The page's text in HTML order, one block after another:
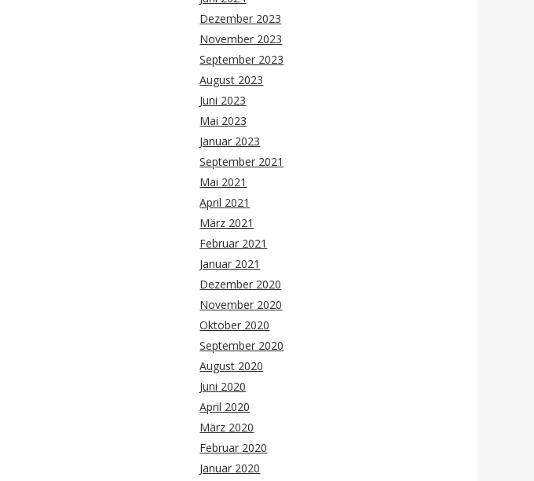
Dezember 2023
November 2023
September 2023
August 2023
Juni 2023
Mai 2023
Januar 2023
September 2021
Mai 2021
April 2021
März 2021
Februar 2021
Januar 2021
Dezember 2020
November 2020
Oktober 2020
September 2020
August 2020
Juni 2020
April 2020
März 2020
Februar 2020
Januar 2020